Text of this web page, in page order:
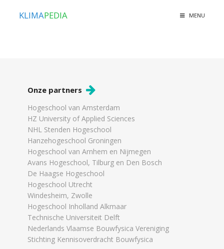
KLIMAPEDIA MENU
Onze partners
Hogeschool van Amsterdam
HZ University of Applied Sciences
NHL Stenden Hogeschool
Hanzehogeschool Groningen
Hogeschool van Arnhem en Nijmegen
Avans Hogeschool, Tilburg en Den Bosch
De Haagse Hogeschool
Hogeschool Utrecht
Windesheim, Zwolle
Hogeschool Inholland Alkmaar
Technische Universiteit Delft
Nederlands Vlaamse Bouwfysica Vereniging
Stichting Kennisoverdracht Bouwfysica